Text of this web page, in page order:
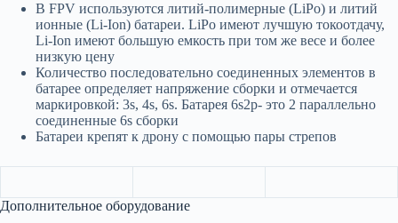
В FPV используются литий-полимерные (LiPo) и литий
ионные (Li-Ion) батареи. LiPo имеют лучшую токоотдачу,
Li-Ion имеют большую емкость при том же весе и более
низкую цену
Количество последовательно соединенных элементов в
батарее определяет напряжение сборки и отмечается
маркировкой: 3s, 4s, 6s. Батарея 6s2p- это 2 параллельно
соединенные 6s сборки
Батареи крепят к дрону с помощью пары стрепов
Дополнительное оборудование